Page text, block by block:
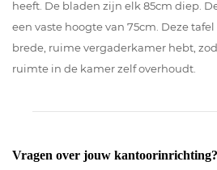
heeft. De bladen zijn elk 85cm diep.
een vaste hoogte van 75cm. Deze
brede, ruime vergaderkamer hebt,
ruimte in de kamer zelf overhoudt.
Vragen over jouw kantoorinrichting?